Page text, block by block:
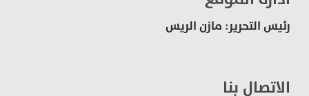
رئيس التحرير: مازن الريس
الاتصال بنا